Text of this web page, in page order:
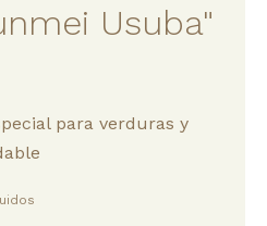
Usuba"
para verduras y